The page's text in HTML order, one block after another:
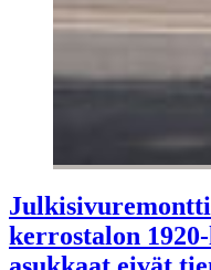
kerrostalon